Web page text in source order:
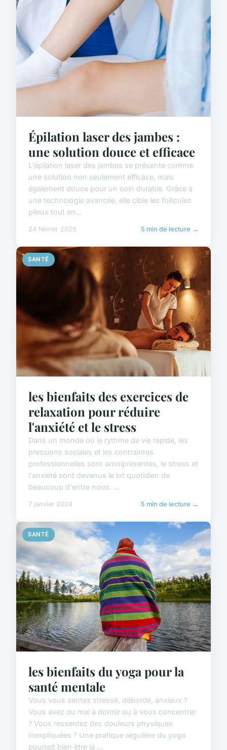
Épilation laser des jambes :
une solution douce et efficace
L'épilation laser des jambes se présente comme
une solution non seulement efficace, mais
également douce pour un soin durable. Grâce à
une technologie avancée, elle cible les follicules
pileux tout en...
24 février 2025 5 min de lecture →
SANTÉ
les bienfaits des exercices de
relaxation pour réduire
l'anxiété et le stress
Dans un monde où le rythme de vie rapide, les
pressions sociales et les contraintes
professionnelles sont omniprésentes, le stress et
l'anxiété sont devenus le lot quotidien de
beaucoup d'entre nous. ...
7 janvier 2024 5 min de lecture →
SANTÉ
les bienfaits du yoga pour la
santé mentale
Vous vous sentez stressé, débordé, anxieux ?
Vous avez du mal à dormir ou à vous concentrer
? Vous ressentez des douleurs physiques
inexpliquées ? Une pratique régulière du yoga
pourrait bien être la ...